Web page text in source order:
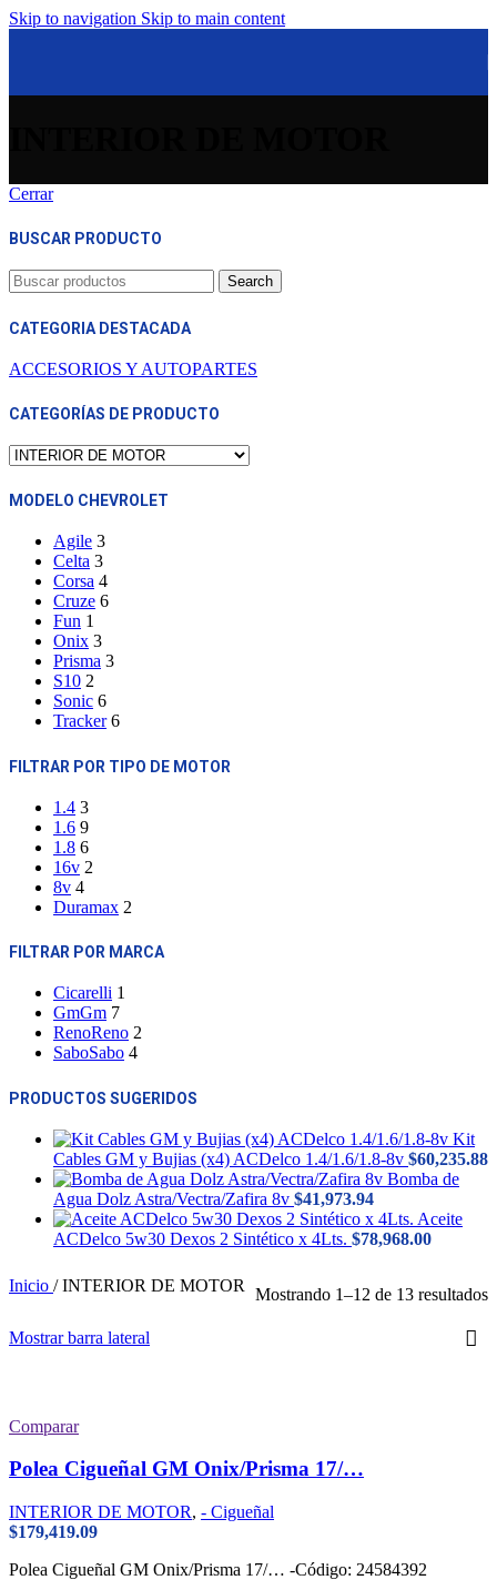
Skip to navigation Skip to main content
Cerrar
BUSCAR PRODUCTO
Search
CATEGORIA DESTACADA
ACCESORIOS Y AUTOPARTES
CATEGORÍAS DE PRODUCTO
MODELO CHEVROLET
Agile 3
Celta 3
Corsa 4
Cruze 6
Fun 1
Onix 3
Prisma 3
S10 2
Sonic 6
Tracker 6
FILTRAR POR TIPO DE MOTOR
1.4 3
1.6 9
1.8 6
16v 2
8v 4
Duramax 2
FILTRAR POR MARCA
Cicarelli 1
GmGm 7
RenoReno 2
SaboSabo 4
PRODUCTOS SUGERIDOS
Kit
Cables GM y Bujias (x4) ACDelco 1.4/1.6/1.8-8v $60,235.88
Bomba de
Agua Dolz Astra/Vectra/Zafira 8v $41,973.94
Aceite
ACDelco 5w30 Dexos 2 Sintético x 4Lts. $78,968.00
Inicio / INTERIOR DE MOTOR Mostrando 1–12 de 13 resultados
Mostrar barra lateral
Comparar
Polea Cigueñal GM Onix/Prisma 17/…
INTERIOR DE MOTOR, - Cigueñal
$179,419.09
Polea Cigueñal GM Onix/Prisma 17/… -Código: 24584392